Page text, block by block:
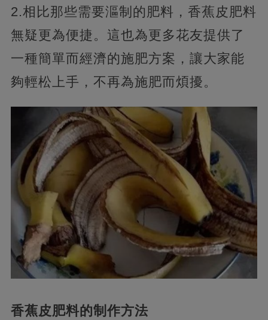
2.相比那些需要漚制的肥料，香蕉皮肥料
無疑更為便捷。這也為更多花友提供了
一種簡單而經濟的施肥方案，讓大家能
夠輕松上手，不再為施肥而煩擾。
香蕉皮肥料的制作方法